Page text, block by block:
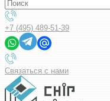
+7 (495) 489-51-39
Связаться с нами